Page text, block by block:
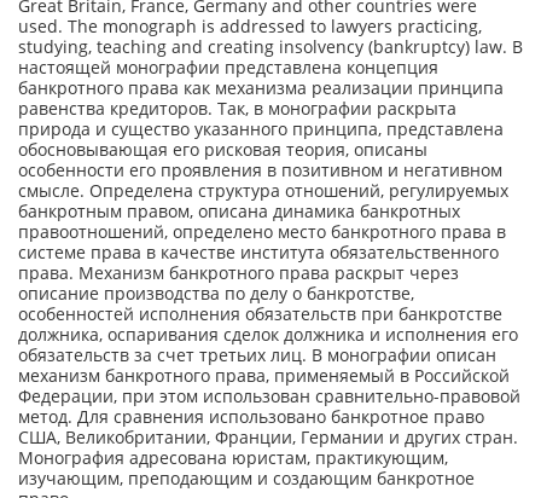
Great Britain, France, Germany and other countries were
used. The monograph is addressed to lawyers practicing,
studying, teaching and creating insolvency (bankruptcy) law. В
настоящей монографии представлена концепция
банкротного права как механизма реализации принципа
равенства кредиторов. Так, в монографии раскрыта
природа и существо указанного принципа, представлена
обосновывающая его рисковая теория, описаны
особенности его проявления в позитивном и негативном
смысле. Определена структура отношений, регулируемых
банкротным правом, описана динамика банкротных
правоотношений, определено место банкротного права в
системе права в качестве института обязательственного
права. Механизм банкротного права раскрыт через
описание производства по делу о банкротстве,
особенностей исполнения обязательств при банкротстве
должника, оспаривания сделок должника и исполнения его
обязательств за счет третьих лиц. В монографии описан
механизм банкротного права, применяемый в Российской
Федерации, при этом использован сравнительно-правовой
метод. Для сравнения использовано банкротное право
США, Великобритании, Франции, Германии и других стран.
Монография адресована юристам, практикующим,
изучающим, преподающим и создающим банкротное